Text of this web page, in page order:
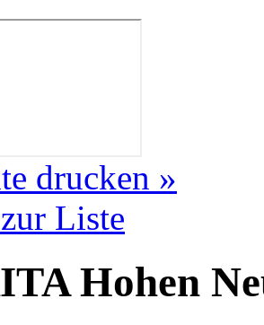
drucken »
Liste
Hohen